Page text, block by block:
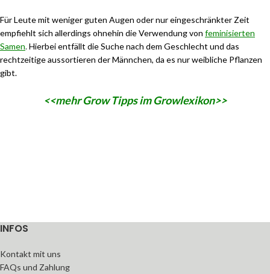
Für Leute mit weniger guten Augen oder nur eingeschränkter Zeit
empfiehlt sich allerdings ohnehin die Verwendung von feminisierten
Samen.Hierbei entfällt die Suche nach dem Geschlecht und das
rechtzeitige aussortieren der Männchen, da es nur weibliche Pflanzen
gibt.
<<mehr Grow Tipps im Growlexikon>>
INFOS
Kontakt mit uns
FAQs und Zahlung